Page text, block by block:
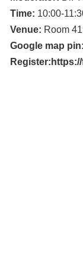
Time: 10:00-
Venue: Room
Google map
Register: